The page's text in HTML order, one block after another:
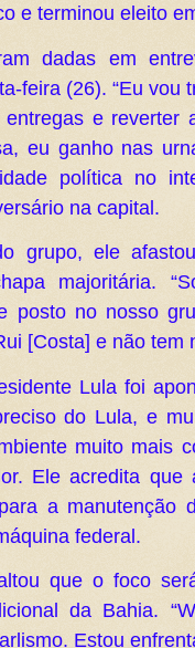
e terminou eleito
dadas em
feira (26). “Eu vou
e reverter
eu ganho nas
política no
na capital.
grupo, ele
majoritária.
posto no nosso
[Costa] e não tem
Lula foi
do Lula, e
muito mais
Ele acredita
a manutenção
federal.
que o foco
da Bahia.
Estou